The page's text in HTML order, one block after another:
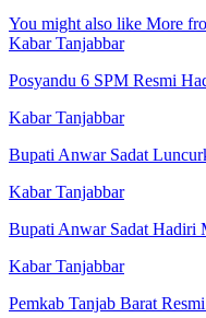
You might also like More
Kabar Tanjabbar
Posyandu 6 SPM Resmi
Kabar Tanjabbar
Bupati Anwar Sadat
Kabar Tanjabbar
Bupati Anwar Sadat Hadiri
Kabar Tanjabbar
Pemkab Tanjab Barat